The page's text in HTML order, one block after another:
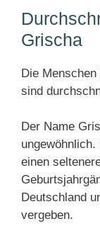
Grischa
Die
sind
Der Name
ungewöhnlich.
einen
Deutschland
vergeben.